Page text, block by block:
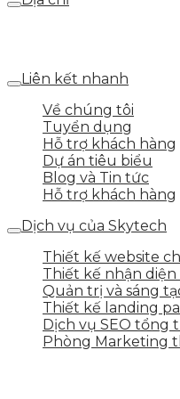
Liên kết nhanh
Về chúng tôi
Tuyển dụng
Hỗ trợ khách hàng
Dự án tiêu biểu
Blog và Tin tức
Hỗ trợ khách hàng
Dịch vụ của Skytech
Thiết kế website
Thiết kế nhận
Quản trị và sáng
Thiết kế landing
Dịch vụ SEO tổng
Phòng Marketing